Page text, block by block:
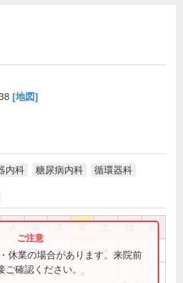
[地図]
内科 糖尿病内科 循環器科
祝
● ● ● ●
● ●
休業の場合があります。来院前
確認ください。